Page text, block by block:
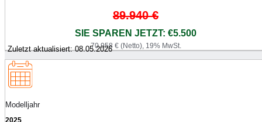
89.940€
SIE SPAREN JETZT: €5.500
70.958 € (Netto), 19% MwSt.
Zuletzt aktualisiert: 08.05.2026
Modelljahr
2025